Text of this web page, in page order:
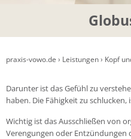
praxis-vowo.de › Leistungen› Kopf
Darunter ist das Gefühl zu
haben. Die Fähigkeit zu
Wichtig ist das Ausschließen von
Verengungen oder Entzündungen